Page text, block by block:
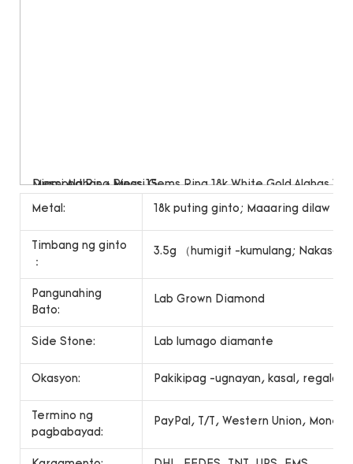
Metal: 18k puting ginto; Maaaring dilaw
Timbang ng ginto
：
3.5g （humigit -kumulang;
Pangunahing
Bato:
Lab Grown Diamond
Side Stone: Lab lumago diamante
Okasyon: Pakikipag -ugnayan, kasal, regalo,
Termino ng
pagbabayad:
PayPal, T/T, Western Union,